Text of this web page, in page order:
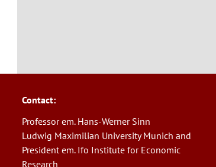
Contact:
Professor em. Hans-Werner Sinn
Ludwig Maximilian University Munich and
President em. Ifo Institute for Economic
Research